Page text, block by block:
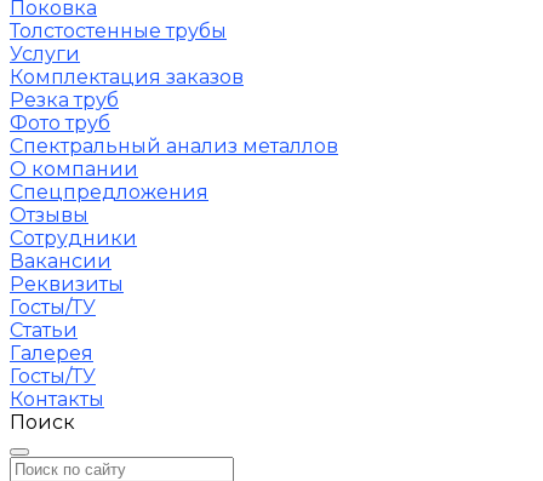
Поковка
Толстостенные трубы
Услуги
Комплектация заказов
Резка труб
Фото труб
Спектральный анализ металлов
О компании
Спецпредложения
Отзывы
Сотрудники
Вакансии
Реквизиты
Госты/ТУ
Статьи
Галерея
Госты/ТУ
Контакты
Поиск